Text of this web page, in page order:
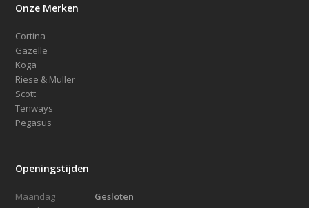
Onze Merken
Cortina
Gazelle
Koga
Riese & Muller
Scott
Tenways
Pegasus
Openingstijden
Maandag Gesloten